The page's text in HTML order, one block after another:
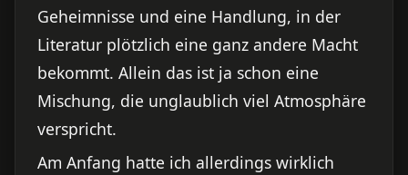
Geheimnisse und eine Handlung, in der
Literatur plötzlich eine ganz andere Macht
bekommt. Allein das ist ja schon eine
Mischung, die unglaublich viel Atmosphäre
verspricht.
Am Anfang hatte ich allerdings wirklich